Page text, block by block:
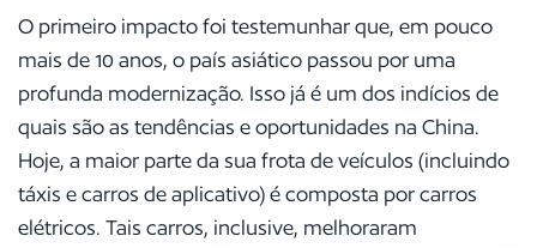
O primeiro impacto foi testemunhar que, em pouco
mais de 10 anos, o país asiático passou por uma
profunda modernização. Isso já é um dos indícios de
quais são as tendências e oportunidades na China.
Hoje, a maior parte da sua frota de veículos (incluindo
táxis e carros de aplicativo) é composta por carros
elétricos. Tais carros, inclusive, melhoraram